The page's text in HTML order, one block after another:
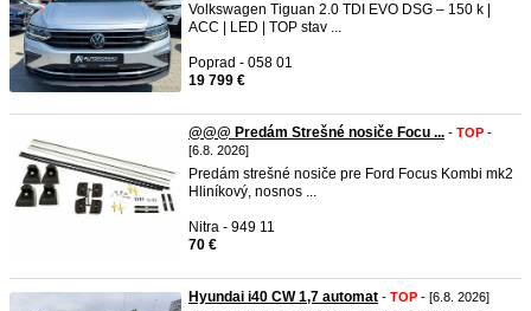
Volkswagen Tiguan 2.0 TDI EVO DSG – 150 k |
ACC | LED | TOP stav ...
Poprad - 058 01
19 799 €
@@@ Predám Strešné nosiče Focu ... - TOP -
[6.8. 2026]
Predám strešné nosiče pre Ford Focus Kombi mk2
Hliníkový, nosnos ...
Nitra - 949 11
70 €
Hyundai i40 CW 1,7 automat - TOP - [6.8. 2026]